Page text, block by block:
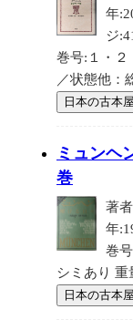
年
ジ
巻号:１・２
／状態他：
日本の古本
ミュンヘ
巻
著
年
巻
シミあり 重
日本の古本